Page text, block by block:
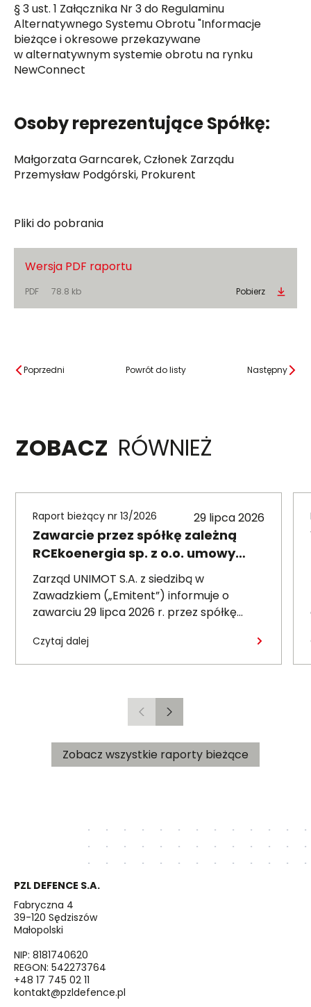
§ 3 ust. 1 Załącznika Nr 3 do Regulaminu
Alternatywnego Systemu Obrotu "Informacje
bieżące i okresowe przekazywane
w alternatywnym systemie obrotu na rynku
NewConnect
Osoby reprezentujące Spółkę:
Małgorzata Garncarek, Członek Zarządu
Przemysław Podgórski, Prokurent
Pliki do pobrania
Wersja PDF raportu
PDF 78.8 kb Pobierz
Poprzedni Powrót do listy Następny
ZOBACZ RÓWNIEŻ
Raport bieżący nr 13/2026 29 lipca 2026
Zawarcie przez spółkę zależną
RCEkoenergia sp. z o.o. umowy
wieloletniej na sprzedaż ciepła do
miasta Czechowice-Dziedzice
Zarząd UNIMOT S.A. z siedzibą w
Zawadzkiem („Emitent”) informuje o
zawarciu 29 lipca 2026 r. przez spółkę
wieloletniej umowy sprzedaży ciepła z
Przedsiębiorstwem Inżynierii Miejskiej sp. z
Dziedzicach („PIM”), dotyczącej sprzedaży
ciepła do miasta Czechowice-Dziedzice
przez RCE („Umowa”).
Czytaj dalej
PoprzedniNastępny
Zobacz wszystkie raporty bieżące
PZL DEFENCE S.A.
Fabryczna 4
39-120 Sędziszów
Małopolski
NIP: 8181740620
REGON: 542273764
+48 17 745 02 11
kontakt@pzldefence.pl